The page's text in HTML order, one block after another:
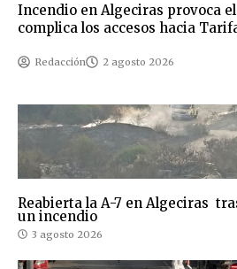
Incendio en Algeciras provoca
complica los accesos hacia
Redacción 2 agosto 2026
Reabierta la A-7 en Algeciras
un incendio
3 agosto 2026